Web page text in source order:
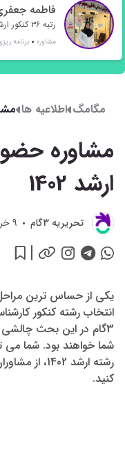
فاطمه
رتبه ۳۶ کنکور ارشد سم شناسی
مشاوره برنامه
مگامگ اطلاعیه ها
مشاوره
ارشد 1402
تحريريه 3گام 9 خرداد 1402
یکی از حساس ترین
انتخاب رشته کنکور
شما خواهند بود. شما می
کنید.